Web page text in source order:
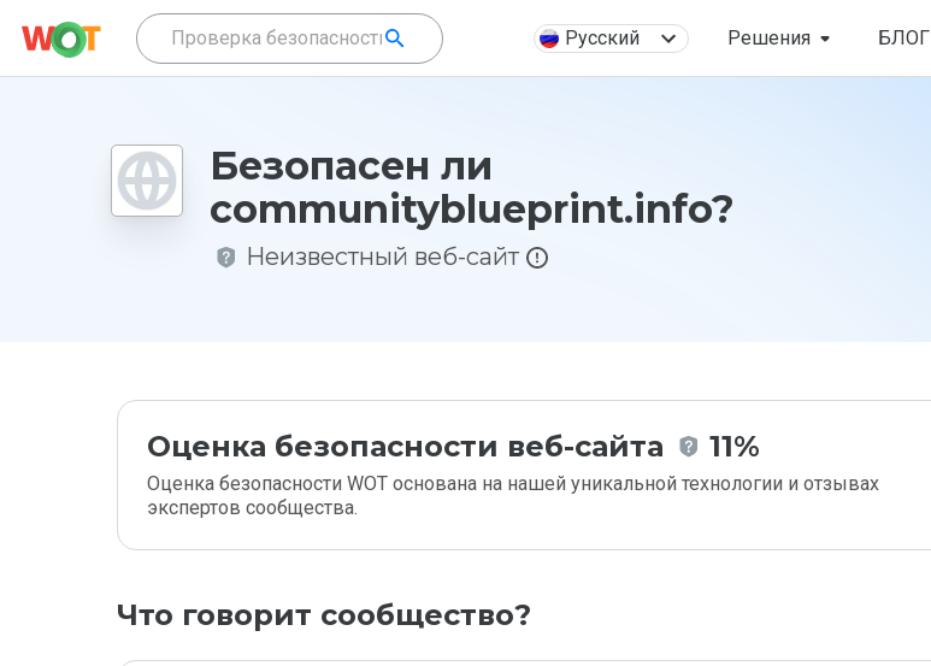
Русский Решения БЛОГ
Безопасен ли
communityblueprint.info?
Неизвестный веб-сайт
Оценка безопасности веб-сайта 11%
Оценка безопасности WOT основана на нашей уникальной технологии и отзывах
экспертов сообщества.
Что говорит сообщество?